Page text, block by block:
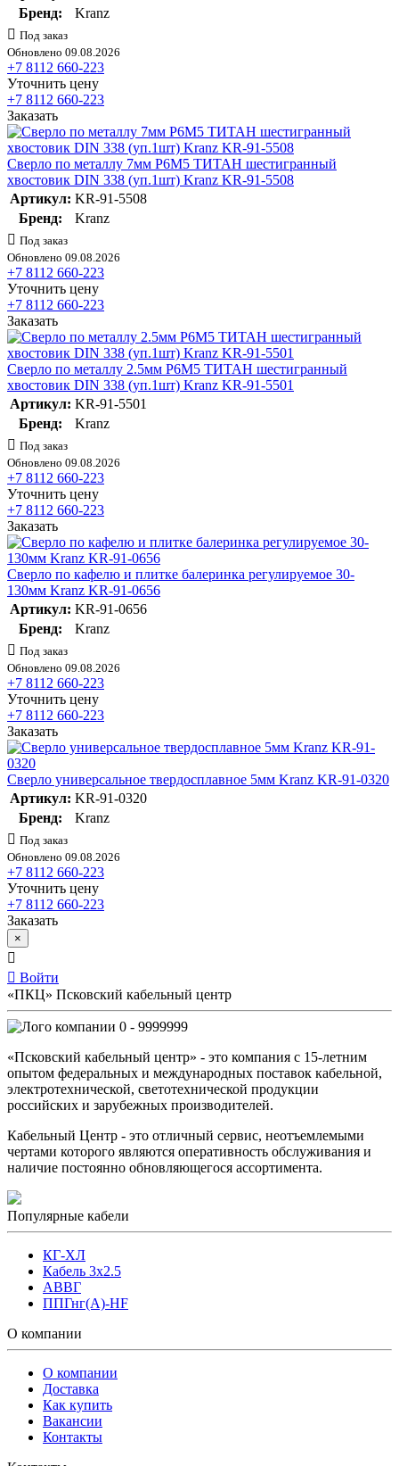
Бренд:
Kranz
Под заказ
Обновлено 09.08.2026
+7 8112 660-223
Уточнить цену
+7 8112 660-223
Заказать
Сверло по металлу 7мм Р6М5 ТИТАН шестигранный
хвостовик DIN 338 (уп.1шт) Kranz KR-91-5508
Артикул: KR-91-5508
Бренд:
Kranz
Под заказ
Обновлено 09.08.2026
+7 8112 660-223
Уточнить цену
+7 8112 660-223
Заказать
Сверло по металлу 2.5мм Р6М5 ТИТАН шестигранный
хвостовик DIN 338 (уп.1шт) Kranz KR-91-5501
Артикул: KR-91-5501
Бренд:
Kranz
Под заказ
Обновлено 09.08.2026
+7 8112 660-223
Уточнить цену
+7 8112 660-223
Заказать
Сверло по кафелю и плитке балеринка регулируемое 30-
130мм Kranz KR-91-0656
Артикул: KR-91-0656
Бренд:
Kranz
Под заказ
Обновлено 09.08.2026
+7 8112 660-223
Уточнить цену
+7 8112 660-223
Заказать
Сверло универсальное твердосплавное 5мм Kranz KR-91-0320
Артикул: KR-91-0320
Бренд:
Kranz
Под заказ
Обновлено 09.08.2026
+7 8112 660-223
Уточнить цену
+7 8112 660-223
Заказать
×
Войти
«ПКЦ» Псковский кабельный центр
0 - 9999999
«Псковский кабельный центр» - это компания с 15-летним
опытом федеральных и международных поставок кабельной,
электротехнической, светотехнической продукции
российских и зарубежных производителей.
Кабельный Центр - это отличный сервис, неотъемлемыми
чертами которого являются оперативность обслуживания и
наличие постоянно обновляющегося ассортимента.
Популярные кабели
КГ-ХЛ
Кабель 3x2.5
АВВГ
ППГнг(А)-HF
О компании
О компании
Доставка
Как купить
Вакансии
Контакты